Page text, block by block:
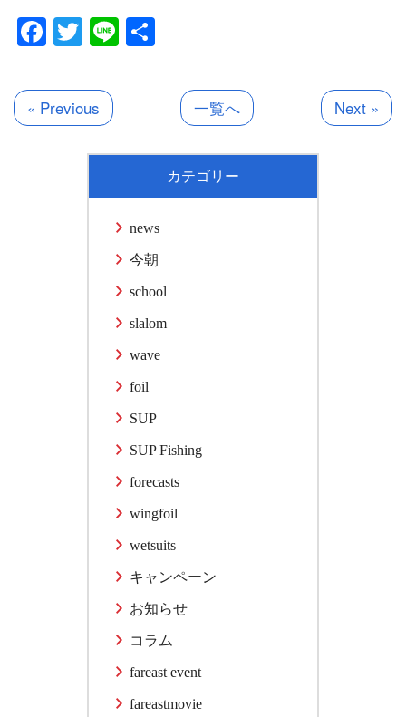
Facebook
Twitter
Line
« Previous 一覧へ Next »
カテゴリー
news
今朝
school
slalom
wave
foil
SUP
SUP Fishing
forecasts
wingfoil
wetsuits
キャンペーン
お知らせ
コラム
fareast event
fareastmovie